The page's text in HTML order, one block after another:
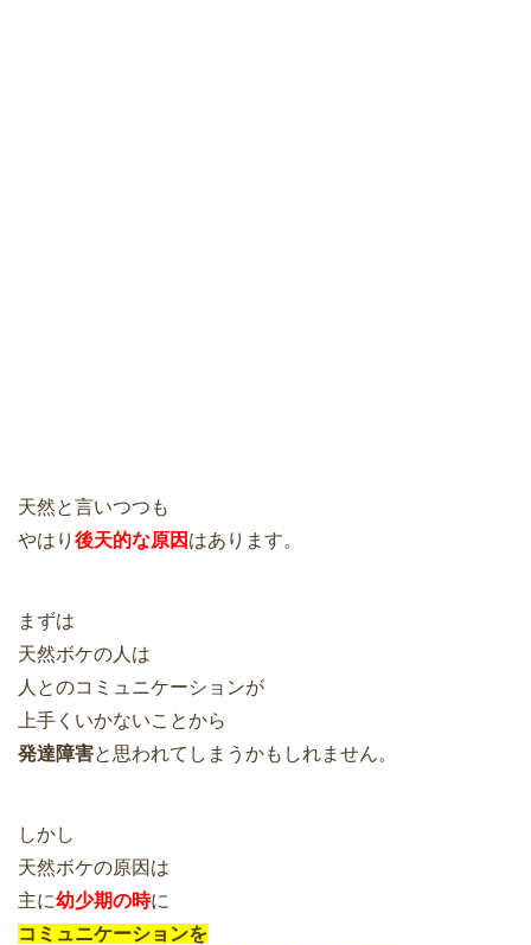
天然と言いつつも
やはり 後天的な原因 はあります。
まずは
天然ボケの人は
人とのコミュニケーションが
上手くいかないことから
発達障害と思われてしまうかもしれません。
しかし
天然ボケの原因は
主に幼少期の時に
コミュニケーションを